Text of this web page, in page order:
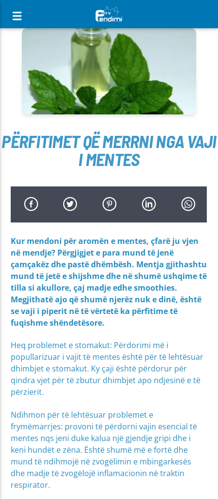
[There are no radio stations in the database]
PËRFITIMET QË MERRNI NGA VAJI
I MENTES
Kur mendoni për aromën e mentes, çfarë ju vjen
në mendje? Përgjigjet e para mund të jenë
çamçakëz dhe pastë dhëmbësh. Mentja gjithashtu
mund të jetë e shijshme dhe në shumë ushqime të
tilla si akullore, çaj madje edhe smoothies.
Megjithatë ajo që shumë njerëz nuk e dinë, është
se vaji i piperit në të vërtetë ka përfitime të
fuqishme shëndetësore.
Heq problemet e stomakut: Përdorimi më i
popullarizuar i vajit të mentes është për të lehtësuar
dhimbjet e stomakut. Ky çaji është përdorur për
qindra vjet për të zbutur dhimbjet apo ndjesinë e të
përzierit.
Ndihmon për të lehtësuar problemet e
frymëmarrjes: provoni të përdorni vajin esencial të
mentes nqs jeni duke kalua një gjendje gripi dhe i
keni hundët e zëna. Është shumë më e fortë dhe
mund të ndihmojë në zvogëlimin e mbingarkesës
dhe madje të zvogëlojë inflamacionin në traktin
respirator.